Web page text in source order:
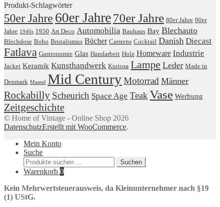
Produkt-Schlagwörter
50er Jahre 60er Jahre70er Jahre 80er Jahre 90er
Jahre 1940s 1950 Art Deco Automobilia Bauhaus Bay Blechauto
Blechdose Boho Brutalismus Bücher Carstens Cocktail Danish Diecast
Fatlava Gastronomie Glas Handarbeit Holz Homeware Industrie
Jacket Keramik Kunsthandwerk Kuriosa Lampe Leder Made in
Denmark Mantel Mid CenturyMotorrad Männer
Rockabilly Scheurich Space Age Teak Vase Werbung
Zeitgeschichte
© Home of Vintage - Online Shop 2026
DatenschutzErstellt mit WooCommerce.
Mein Konto
Suche
Suchen
nach:
Suchen
Warenkorb 0
Kein Mehrwertsteuerausweis, da Kleinunternehmer nach §19
(1) UStG.